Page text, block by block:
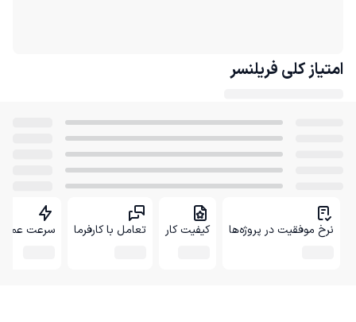
امتیاز کلی فریلنسر
نرخ موفقیت در پروژه‌ها کیفیت کار تعامل با کارفرما سرعت عمل